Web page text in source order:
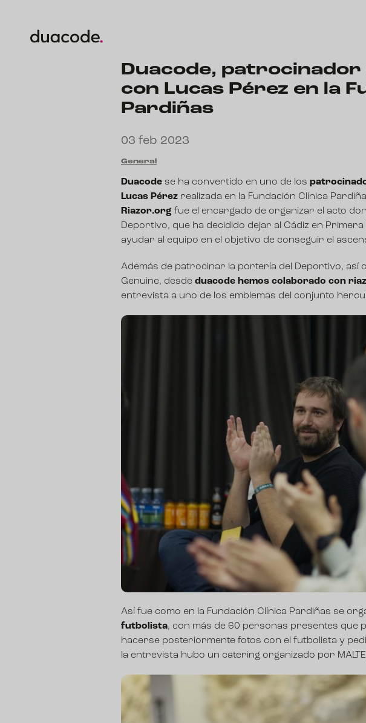
Duacode,
con Lucas Pérez en la
Pardiñas
03 feb 2023
General
Duacode se ha convertido en uno de los
Lucas Pérez realizada en la Fundación Clínica
Riazor.org fue el encargado de organizar el acto
Deportivo, que ha decidido dejar al Cádiz en
ayudar al equipo en el objetivo de conseguir el
Además de patrocinar la portería del Deportivo, así
Genuine, desde duacode hemos colaborado con
entrevista a uno de los emblemas del conjunto
Así fue como en la Fundación Clínica Pardiñas se
futbolista, con más de 60 personas presentes que
hacerse posteriormente fotos con el futbolista y
la entrevista hubo un catering organizado por